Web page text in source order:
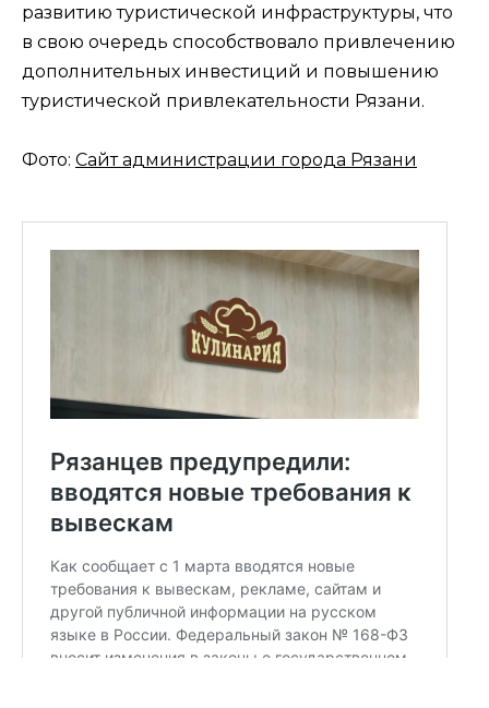
развитию туристической инфраструктуры, что
в свою очередь способствовало привлечению
дополнительных инвестиций и повышению
туристической привлекательности Рязани.
Фото: Сайт администрации города Рязани